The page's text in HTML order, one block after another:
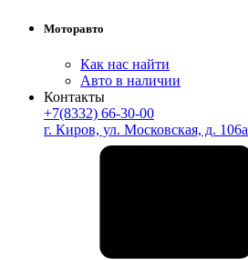
Моторавто
Как нас найти
Авто в наличии
Контакты
+7(8332) 66-30-00
г. Киров, ул. Московская, д. 106а